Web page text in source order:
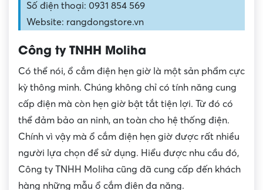
Số điện thoại: 0931 854 569
Website: rangdongstore.vn
Công ty TNHH Moliha
Có thể nói, ổ cắm điện hẹn giờ là một sản phẩm cực
kỳ thông minh. Chúng không chỉ có tính năng cung
cấp điện mà còn hẹn giờ bật tắt tiện lợi. Từ đó có
thể đảm bảo an ninh, an toàn cho hệ thống điện.
Chính vì vậy mà ổ cắm điện hẹn giờ được rất nhiều
người lựa chọn để sử dụng. Hiểu được nhu cầu đó,
Công ty TNHH Moliha cũng đã cung cấp đến khách
hàng những mẫu ổ cắm điện đa năng.